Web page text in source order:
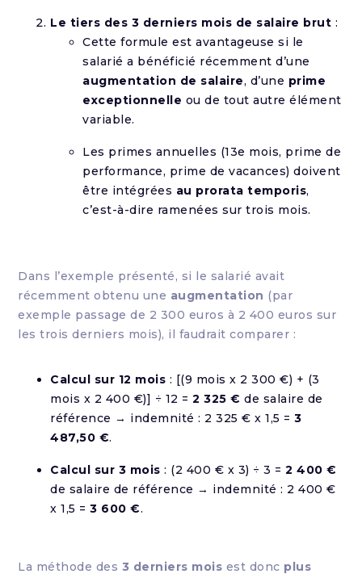
Le tiers des 3 derniers mois de salaire brut :
Cette formule est avantageuse si le
salarié a bénéficié récemment d’une
augmentation de salaire, d’une prime
exceptionnelle ou de tout autre élément
variable.
Les primes annuelles (13e mois, prime de
performance, prime de vacances) doivent
être intégrées au prorata temporis,
c’est-à-dire ramenées sur trois mois.
Dans l’exemple présenté, si le salarié avait
récemment obtenu une augmentation (par
exemple passage de 2 300 euros à 2 400 euros sur
les trois derniers mois), il faudrait comparer :
Calcul sur 12 mois : [(9 mois x 2 300 €) + (3
mois x 2 400 €)] ÷ 12 =2 325 € de salaire de
référence → indemnité : 2 325 € x 1,5 =3
487,50 €.
Calcul sur 3 mois : (2 400 € x 3) ÷ 3 =2 400 €
de salaire de référence → indemnité : 2 400 €
x 1,5 =3 600 €.
La méthode des 3 derniers mois est donc plus